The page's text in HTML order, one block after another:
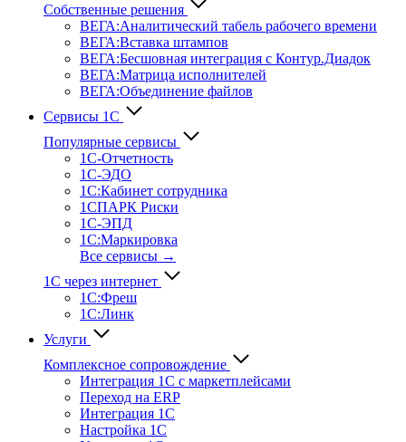
Собственные решения
ВЕГА:Аналитичес­кий табель рабочего времени
ВЕГА:Вставка штампов
ВЕГА:Бесшовная интеграция с Контур.Диадок
ВЕГА:Матрица исполнителей
ВЕГА:Объединение файлов
Сервисы 1С
Популярные сервисы
1С-Отчет­ность
1С-ЭДО
1С:Кабинет сотрудника
1СПАРК Риски
1С-ЭПД
1С:Маркировка
Все сервисы →
1С через интернет
1С:Фреш
1С:Линк
Услуги
Комплексное сопровождение
Интеграция 1С с маркетплейсами
Переход на ERP
Интеграция 1С
Настройка 1С